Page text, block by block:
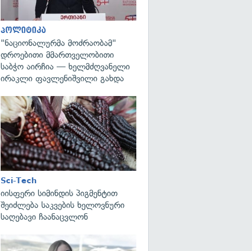
პოლიტიკა
"ნაციონალურმა მოძრაობამ"
დროებითი მმართველობითი
საბჭო აირჩია — ხელმძღვანელი
ირაკლი ფავლენიშვილი გახდა
Sci-Tech
იისფერი სიმინდის პიგმენტით
შეიძლება საკვების ხელოვნური
საღებავი ჩაანაცვლონ